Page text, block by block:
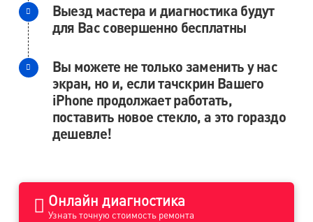
Выезд мастера и диагностика будут
для Вас совершенно бесплатны
Вы можете не только заменить у нас
экран, но и, если тачскрин Вашего
iPhone продолжает работать,
поставить новое стекло, а это гораздо
дешевле!
Онлайн диагностика
Узнать точную стоимость ремонта